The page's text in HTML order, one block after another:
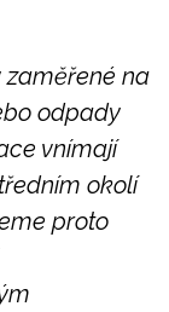
zaměřené na
odpady
vnímají
okolí
proto